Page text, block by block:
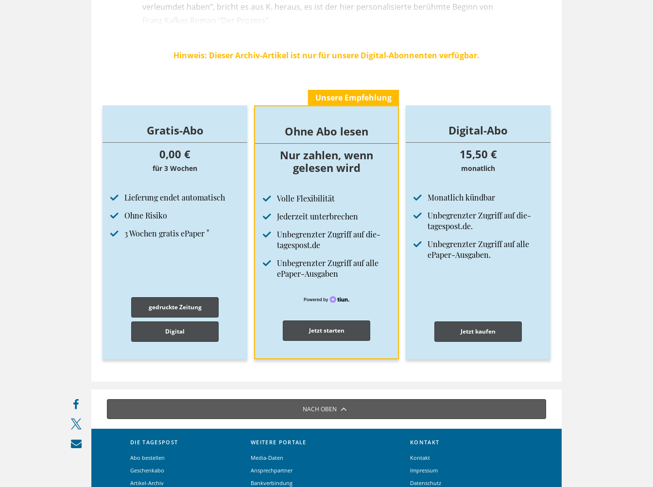
verleumdet haben", bricht es aus K. heraus, es ist der hier personalisierte berühmte Beginn von
Franz Kafkas Roman "Der Prozess".
Hinweis: Dieser Archiv-Artikel ist nur für unsere Digital-Abonnenten verfügbar.
Gratis-Abo
0,00 €
für 3 Wochen
Lieferung endet automatisch
Ohne Risiko
3 Wochen gratis ePaper *
gedruckte Zeitung
Digital
Unsere Empfehlung
Ohne Abo lesen
Nur zahlen, wenn
gelesen wird
Volle Flexibilität
Jederzeit unterbrechen
Unbegrenzter Zugriff auf die-
tagespost.de
Unbegrenzter Zugriff auf alle
ePaper-Ausgaben
Jetzt starten
Digital-Abo
15,50 €
monatlich
Monatlich kündbar
Unbegrenzter Zugriff auf die-
tagespost.de.
Unbegrenzter Zugriff auf alle
ePaper-Ausgaben.
Jetzt kaufen
NACH OBEN
DIE TAGESPOST
Abo bestellen
Geschenkabo
Artikel-Archiv
WEITERE PORTALE
Media-Daten
Ansprechpartner
Bankverbindung
KONTAKT
Kontakt
Impressum
Datenschutz